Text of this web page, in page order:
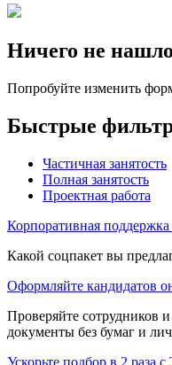
Ничего не
Попробуйте изменить
Быстрые
Частичная занятость
Полная занятость
Проектная работа
Корпоративная поддержка
Какой соцпакет вы
Оформляйте кандидатов
Проверяйте сотрудников
документы без бумаг и
Ускорьте подбор в 2 раза с